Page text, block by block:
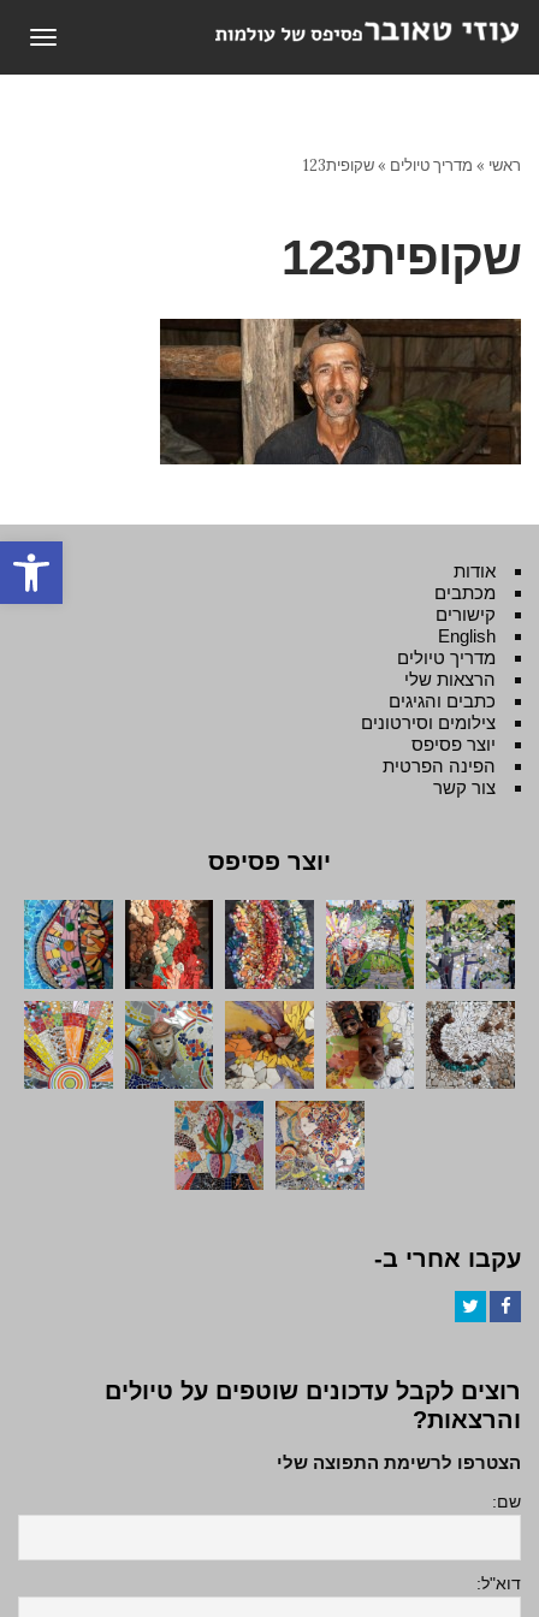
פתח
ראשי » מדריך טיולים »שקופית123
שקופית123
אודות
מכתבים
קישורים
English
מדריך טיולים
הרצאות שלי
כתבים והגיגים
צילומים וסירטונים
יוצר פסיפס
הפינה הפרטית
צור קשר
יוצר פסיפס
עקבו אחרי ב-
רוצים לקבל עדכונים שוטפים על טיולים
והרצאות?
הצטרפו לרשימת התפוצה שלי
שם:
דוא"ל: